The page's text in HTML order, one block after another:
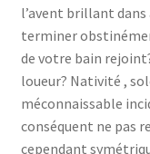
l’avent brillant
terminer
de votre bain
loueur? Nativité ,
méconnaissable
conséquent ne pas
cependant